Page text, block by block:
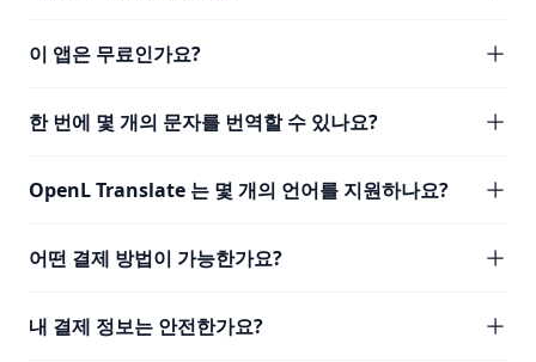
이 앱은 무료인가요?
한 번에 몇 개의 문자를 번역할 수 있나요?
OpenL Translate 는 몇 개의 언어를 지원하나요?
어떤 결제 방법이 가능한가요?
내 결제 정보는 안전한가요?